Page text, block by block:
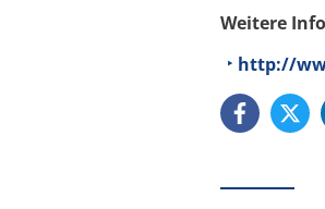
Weitere
http://